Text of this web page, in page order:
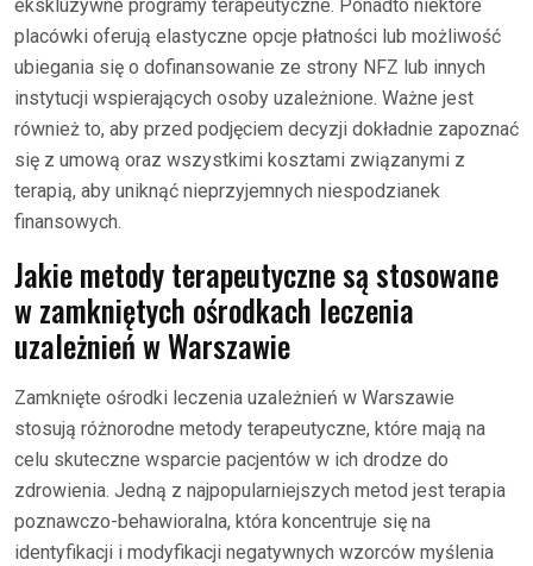
ekskluzywne programy terapeutyczne. Ponadto niektóre
placówki oferują elastyczne opcje płatności lub możliwość
ubiegania się o dofinansowanie ze strony NFZ lub innych
instytucji wspierających osoby uzależnione. Ważne jest
również to, aby przed podjęciem decyzji dokładnie zapoznać
się z umową oraz wszystkimi kosztami związanymi z
terapią, aby uniknąć nieprzyjemnych niespodzianek
finansowych.
Jakie metody terapeutyczne są stosowane
w zamkniętych ośrodkach leczenia
uzależnień w Warszawie
Zamknięte ośrodki leczenia uzależnień w Warszawie
stosują różnorodne metody terapeutyczne, które mają na
celu skuteczne wsparcie pacjentów w ich drodze do
zdrowienia. Jedną z najpopularniejszych metod jest terapia
poznawczo-behawioralna, która koncentruje się na
identyfikacji i modyfikacji negatywnych wzorców myślenia